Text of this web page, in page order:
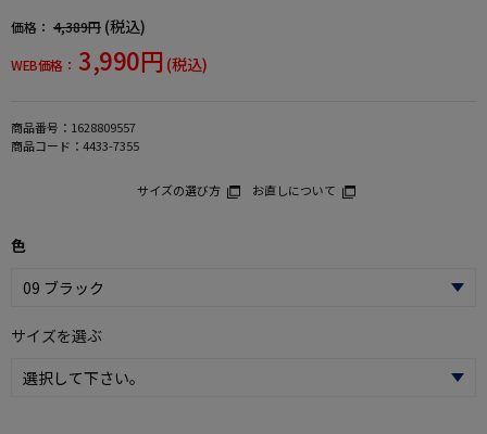
価格： 4,389円 (税込)
WEB価格： 3,990円 (税込)
商品番号： 1628809557
商品コード： 4433-7355
サイズの選び方 お直しについて
色
サイズを選ぶ